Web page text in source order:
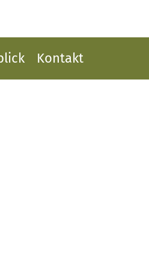
Kontakt